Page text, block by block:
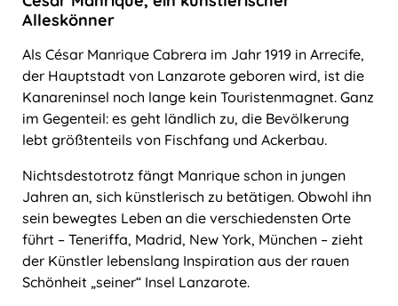
Alleskönner
Als César Manrique Cabrera im Jahr 1919 in Arrecife,
der Hauptstadt von Lanzarote geboren wird, ist die
Kanareninsel noch lange kein Touristenmagnet. Ganz
im Gegenteil: es geht ländlich zu, die Bevölkerung
lebt größtenteils von Fischfang und Ackerbau.
Nichtsdestotrotz fängt Manrique schon in jungen
Jahren an, sich künstlerisch zu betätigen. Obwohl ihn
sein bewegtes Leben an die verschiedensten Orte
führt – Teneriffa, Madrid, New York, München – zieht
der Künstler lebenslang Inspiration aus der rauen
Schönheit „seiner“ Insel Lanzarote.